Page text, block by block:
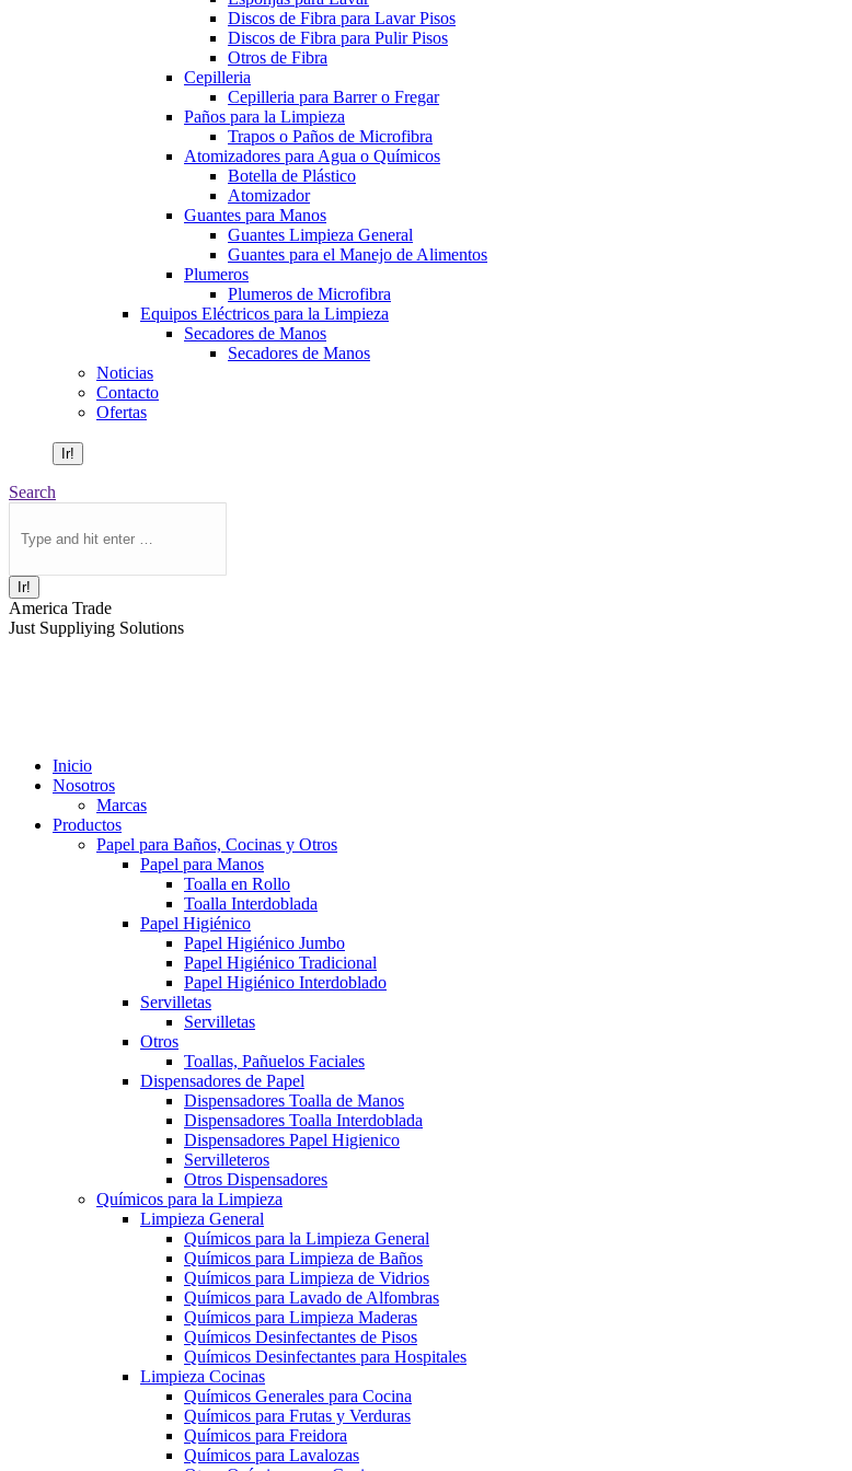
Discos de Fibra para Lavar Pisos
Discos de Fibra para Pulir Pisos
Otros de Fibra
Cepilleria
Cepilleria para Barrer o Fregar
Paños para la Limpieza
Trapos o Paños de Microfibra
Atomizadores para Agua o Químicos
Botella de Plástico
Atomizador
Guantes para Manos
Guantes Limpieza General
Guantes para el Manejo de Alimentos
Plumeros
Plumeros de Microfibra
Equipos Eléctricos para la Limpieza
Secadores de Manos
Secadores de Manos
Noticias
Contacto
Ofertas
Buscar:
Buscar:
Search
America Trade
Just Suppliying Solutions
Inicio
Nosotros
Marcas
Productos
Papel para Baños, Cocinas y Otros
Papel para Manos
Toalla en Rollo
Toalla Interdoblada
Papel Higiénico
Papel Higiénico Jumbo
Papel Higiénico Tradicional
Papel Higiénico Interdoblado
Servilletas
Servilletas
Otros
Toallas, Pañuelos Faciales
Dispensadores de Papel
Dispensadores Toalla de Manos
Dispensadores Toalla Interdoblada
Dispensadores Papel Higienico
Servilleteros
Otros Dispensadores
Químicos para la Limpieza
Limpieza General
Químicos para la Limpieza General
Químicos para Limpieza de Baños
Químicos para Limpieza de Vidrios
Químicos para Lavado de Alfombras
Químicos para Limpieza Maderas
Químicos Desinfectantes de Pisos
Químicos Desinfectantes para Hospitales
Limpieza Cocinas
Químicos Generales para Cocina
Químicos para Frutas y Verduras
Químicos para Freidora
Químicos para Lavalozas